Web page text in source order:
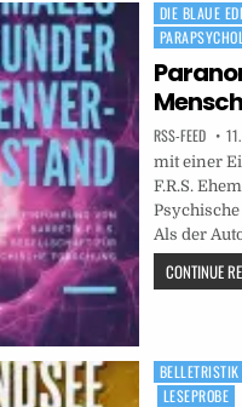
Posted
in
DIE BLAUE
RSS-FEED
mit einer
F.R.S.
Als der
CONTINUE
Posted
in
BELLETRISTIK
LESEPROBE